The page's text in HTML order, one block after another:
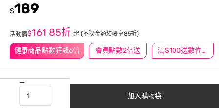
健康商品點數狂飆6倍 會員點數2倍送 滿$100送數位印花
$189
活動價$161 85折 起 (不限金額結帳享85折)
加入購物袋